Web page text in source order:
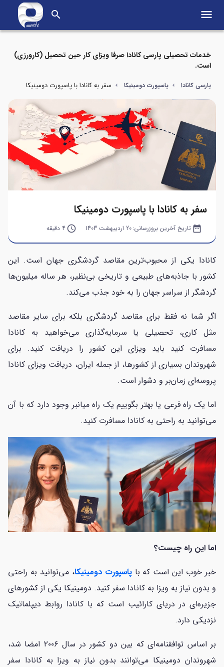
search menu
خدمات تحصیلی پارسی کانادا صرفا ویزای کار حین تحصیل (کارورزی)
است.
پارسی کانادا پاسپورت دومینیکا سفر به کانادا با پاسپورت دومینیکا
سفر به کانادا با پاسپورت دومینیکا
date_range تاریخ آخرین بروزرسانی:20 اردیبهشت 1403 query_builder4 دقیقه
کانادا یکی از محبوب‌ترین مقاصد گردشگری جهان است. این
کشور با جاذبه‌های طبیعی و تاریخی بی‌نظیر، هر ساله میلیون‌ها
گردشگر از سراسر جهان را به خود جذب می‌کند.
اگر شما نه فقط برای مقاصد گردشگری بلکه برای سایر مقاصد
مثل کاری، تحصیلی یا سرمایه‌گذاری می‌خواهید به کانادا
مسافرت کنید باید ویزای این کشور را دریافت کنید. برای
شهروندان بسیاری از کشور‌ها، از جمله ایران، دریافت ویزای کانادا
پروسه‌ای زمان‌بر و دشوار است.
اما یک راه فرعی یا بهتر بگوییم یک راه میانبر وجود دارد که با آن
می‌توانید به راحتی به کانادا مسافرت کنید.
اما این راه چیست؟
خبر خوب این است که با پاسپورت دومینیکا، می‌توانید به راحتی
و بدون نیاز به ویزا به کانادا سفر کنید. دومینیکا یکی از کشور‌های
جزیره‌ای در دریای کارائیب است که با کانادا روابط دیپلماتیک
نزدیکی دارد.
بر اساس توافقنامه‌ای که بین دو کشور در سال ۲۰۰۶ امضا شد،
شهروندان دومینیکا می‌توانند بدون نیاز به ویزا به کانادا سفر